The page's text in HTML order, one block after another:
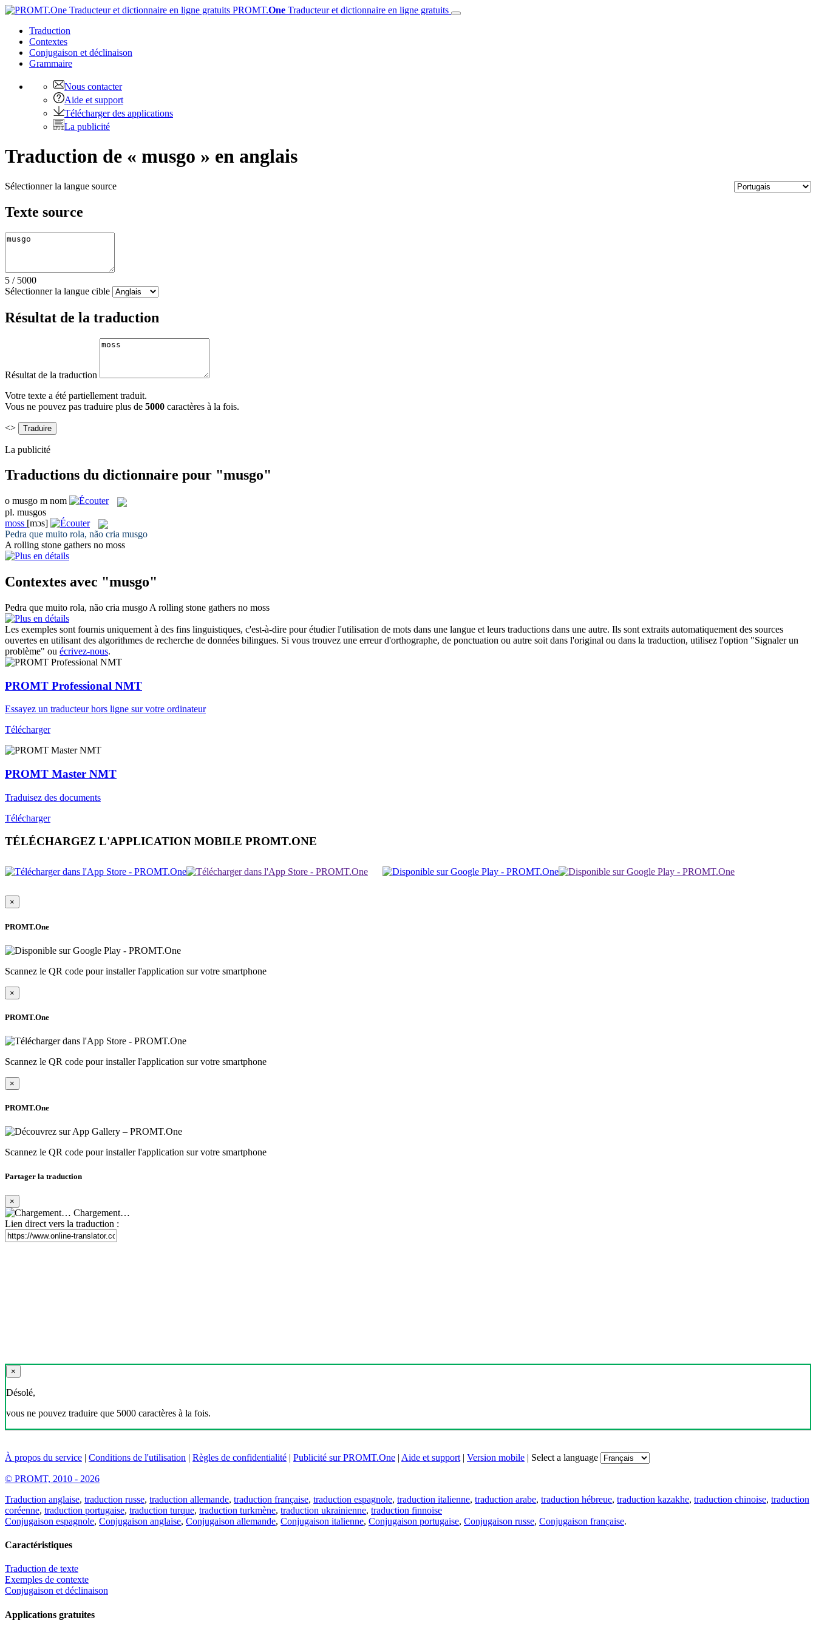
PROMT.One Traducteur et dictionnaire en ligne gratuits
Traduction
Contextes
Conjugaison et déclinaison
Grammaire
Nous contacter
Aide et support
Télécharger des applications
La publicité
Traduction de « musgo » en anglais
Sélectionner la langue source
Texte source
5 / 5000
Sélectionner la langue cible
Résultat de la traduction
Résultat de la traduction
Votre texte a été partiellement traduit.
Vous ne pouvez pas traduire plus de 5000 caractères à la fois.
<>
La publicité
Traductions du dictionnaire pour "musgo"
o musgo m nom
pl. musgos
moss [mɔs]
Pedra que muito rola, não cria musgo
A rolling stone gathers no moss
Contextes avec "musgo"
Pedra que muito rola, não cria musgo A rolling stone gathers no moss
Les exemples sont fournis uniquement à des fins linguistiques, c'est-à-dire pour étudier l'utilisation de mots dans une langue et leurs traductions dans une autre. Ils sont extraits automatiquement des sources
ouvertes en utilisant des algorithmes de recherche de données bilingues. Si vous trouvez une erreur d'orthographe, de ponctuation ou autre soit dans l'original ou dans la traduction, utilisez l'option "Signaler un
problème" ou écrivez-nous.
PROMT Professional NMT
Essayez un traducteur hors ligne sur votre ordinateur
Télécharger
PROMT Master NMT
Traduisez des documents
Télécharger
TÉLÉCHARGEZ L'APPLICATION MOBILE PROMT.ONE
×
PROMT.One
Scannez le QR code pour installer l'application sur votre smartphone
×
PROMT.One
Scannez le QR code pour installer l'application sur votre smartphone
×
PROMT.One
Scannez le QR code pour installer l'application sur votre smartphone
Partager la traduction
×
Chargement…
Lien direct vers la traduction :
×
Désolé,
vous ne pouvez traduire que 5000 caractères à la fois.
À propos du service | Conditions de l'utilisation | Règles de confidentialité | Publicité sur PROMT.One | Aide et support | Version mobile | Select a language
© PROMT, 2010 - 2026
Traduction anglaise, traduction russe, traduction allemande, traduction française, traduction espagnole, traduction italienne, traduction arabe, traduction hébreue, traduction kazakhe, traduction chinoise, traduction
coréenne, traduction portugaise, traduction turque, traduction turkmène, traduction ukrainienne, traduction finnoise
Conjugaison espagnole, Conjugaison anglaise, Conjugaison allemande, Conjugaison italienne, Conjugaison portugaise, Conjugaison russe, Conjugaison française.
Caractéristiques
Traduction de texte
Exemples de contexte
Conjugaison et déclinaison
Applications gratuites